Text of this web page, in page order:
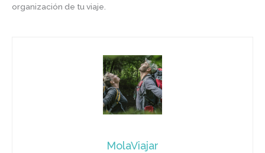
organización de tu viaje.
MolaViajar